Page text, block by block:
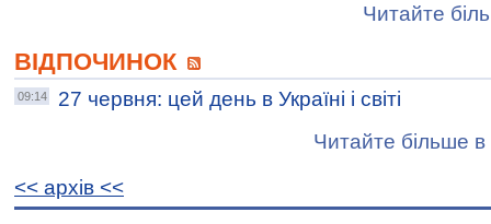
Читайте
ВІДПОЧИНОК
09:14
27 червня: цей день в Україні і світі
Читайте більше в
<< архiв <<